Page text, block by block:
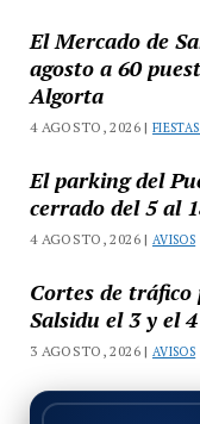
El Mercado de
agosto a 60
Algorta
4 AGOSTO, 2026 |
El parking del
cerrado del 5 al
4 AGOSTO, 2026 |AVISOS
Cortes de tráfico
Salsidu el 3 y el
3 AGOSTO, 2026 |AVISOS